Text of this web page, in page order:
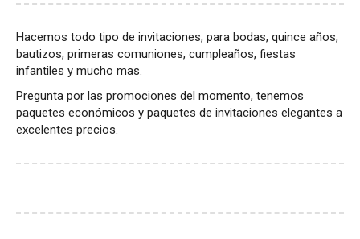
Hacemos todo tipo de invitaciones, para bodas, quince años,
bautizos, primeras comuniones, cumpleaños, fiestas
infantiles y mucho mas.
Pregunta por las promociones del momento, tenemos
paquetes económicos y paquetes de invitaciones elegantes a
excelentes precios.